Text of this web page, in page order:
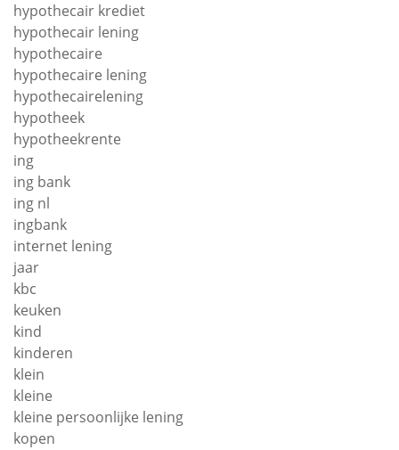
hypothecair krediet
hypothecair lening
hypothecaire
hypothecaire lening
hypothecairelening
hypotheek
hypotheekrente
ing
ing bank
ing nl
ingbank
internet lening
jaar
kbc
keuken
kind
kinderen
klein
kleine
kleine persoonlijke lening
kopen